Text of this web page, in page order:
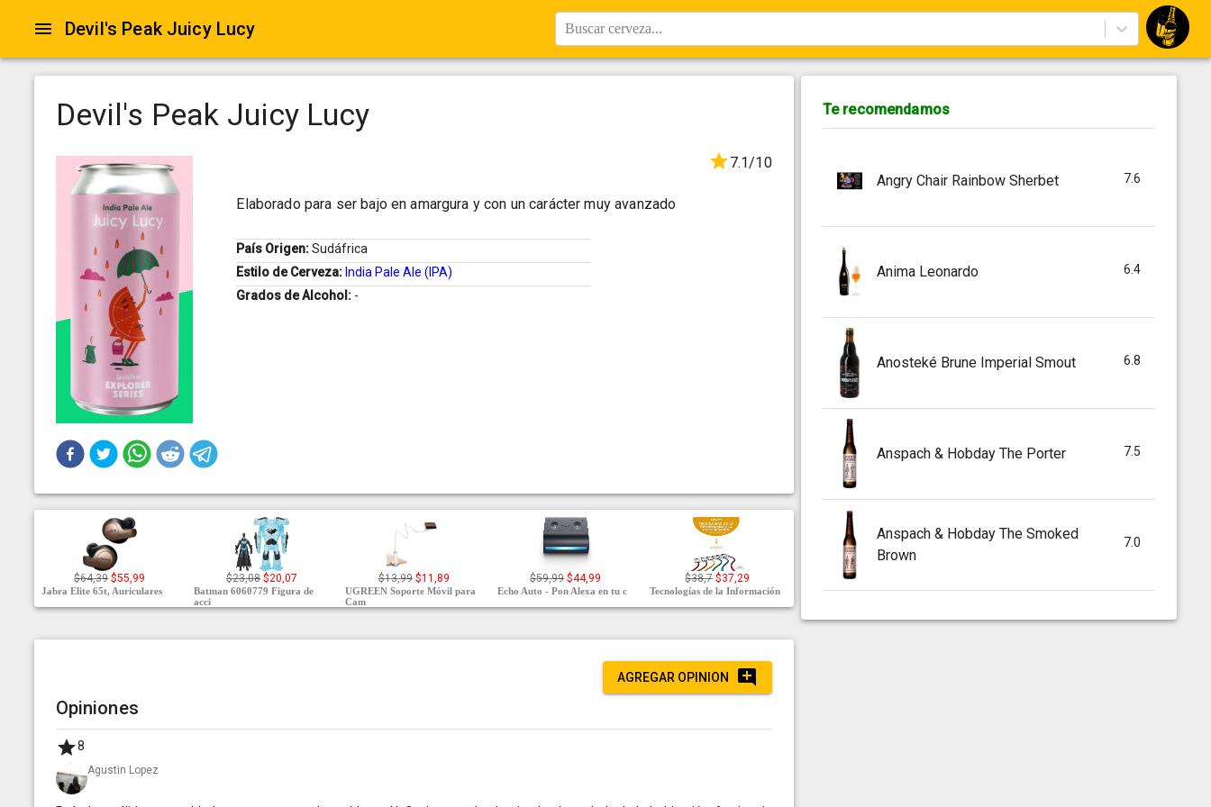
Devil's Peak Juicy Lucy Buscar cerveza...
Devil's Peak Juicy Lucy
7.1/10
Elaborado para ser bajo en amargura y con un carácter muy avanzado
País Origen:Sudáfrica
Estilo de Cerveza: India Pale Ale (IPA)
Grados de Alcohol: -
$64,39 $55,99
Jabra Elite 65t, Auriculares
$23,08 $20,07
Batman 6060779 Figura de
acci
$13,99 $11,89
UGREEN Soporte Móvil para
Cam
$59,99 $44,99
Echo Auto - Pon Alexa en tu c
$38,7 $37,29
Tecnologías de la Información
AGREGAR OPINION
Opiniones
8
Agustin Lopez
Te recomendamos
Angry Chair Rainbow Sherbet 7.6
Anima Leonardo 6.4
Anosteké Brune Imperial Smout 6.8
Anspach & Hobday The Porter 7.5
Anspach & Hobday The Smoked
Brown
7.0